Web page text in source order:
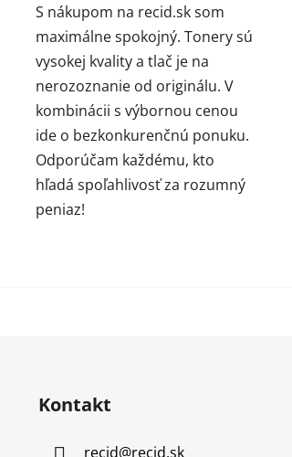
S nákupom na recid.sk som
maximálne spokojný. Tonery sú
vysokej kvality a tlač je na
nerozoznanie od originálu. V
kombinácii s výbornou cenou
ide o bezkonkurenčnú ponuku.
Odporúčam každému, kto
hľadá spoľahlivosť za rozumný
peniaz!
Kontakt
recid@recid.sk